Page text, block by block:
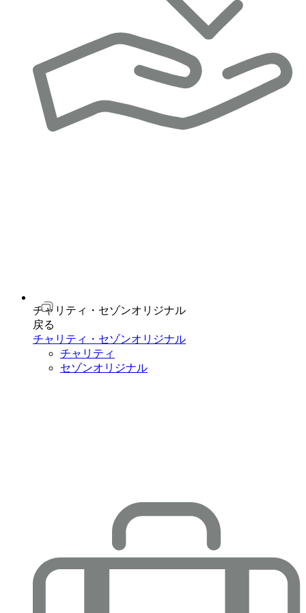
チャリティ・セゾンオリジナル
戻る
チャリティ・セゾンオリジナル
チャリティ
セゾンオリジナル